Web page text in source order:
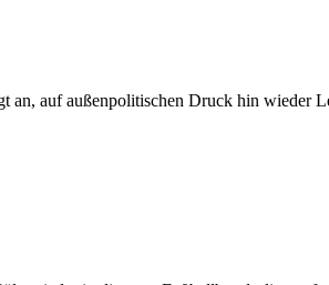
an, auf außenpolitischen Druck hin wieder